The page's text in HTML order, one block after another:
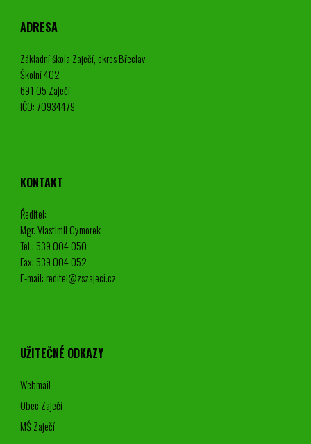
ADRESA
Základní škola Zaječí, okres Břeclav
Školní 402
691 05 Zaječí
IČO: 70934479
KONTAKT
Ředitel:
Mgr. Vlastimil Cymorek
Tel.: 539 004 050
Fax: 539 004 052
E-mail: reditel@zszajeci.cz
UŽITEČNÉ ODKAZY
Webmail
Obec Zaječí
MŠ Zaječí